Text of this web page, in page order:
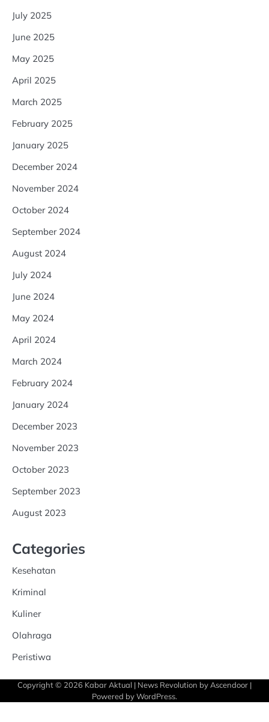
July 2025
June 2025
May 2025
April 2025
March 2025
February 2025
January 2025
December 2024
November 2024
October 2024
September 2024
August 2024
July 2024
June 2024
May 2024
April 2024
March 2024
February 2024
January 2024
December 2023
November 2023
October 2023
September 2023
August 2023
Categories
Kesehatan
Kriminal
Kuliner
Olahraga
Peristiwa
Copyright © 2026 Kabar Aktual | News Revolution by Ascendoor |
Powered byWordPress.